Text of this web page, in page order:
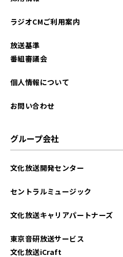
ラジオCMご利用案内
放送基準
番組審議会
個人情報について
お問い合わせ
グループ会社
文化放送開発センター
セントラルミュージック
文化放送キャリアパートナーズ
東京音研放送サービス
文化放送iCraft